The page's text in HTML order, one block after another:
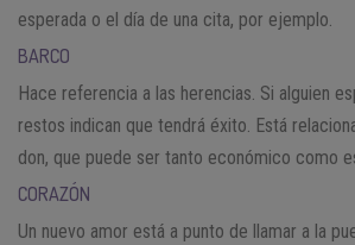
esperada o el día de una cita, por ejemplo.
BARCO
Hace referencia a las herencias. Si alguien
restos indican que tendrá éxito. Está
don, que puede ser tanto económico como
CORAZÓN
Un nuevo amor está a punto de llamar a la